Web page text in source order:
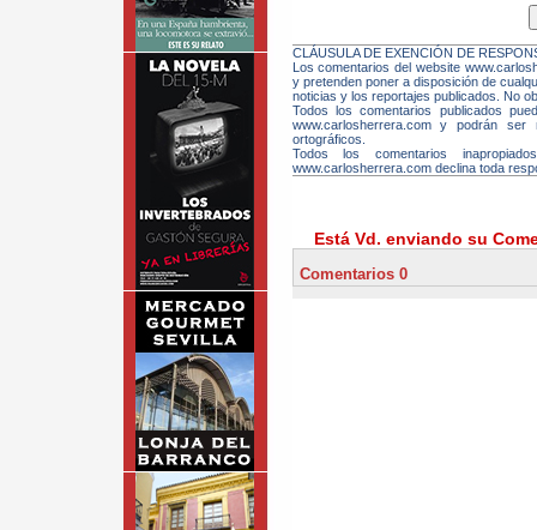
CLÁUSULA DE EXENCIÓN DE
Los comentarios del website
y pretenden poner a disposición de
noticias y los reportajes publicados. No
Todos los comentarios publicados
www.carlosherrera.com y podrán
ortográficos.
Todos los comentarios
www.carlosherrera.com declina toda
Está Vd. enviando su
Comentarios 0